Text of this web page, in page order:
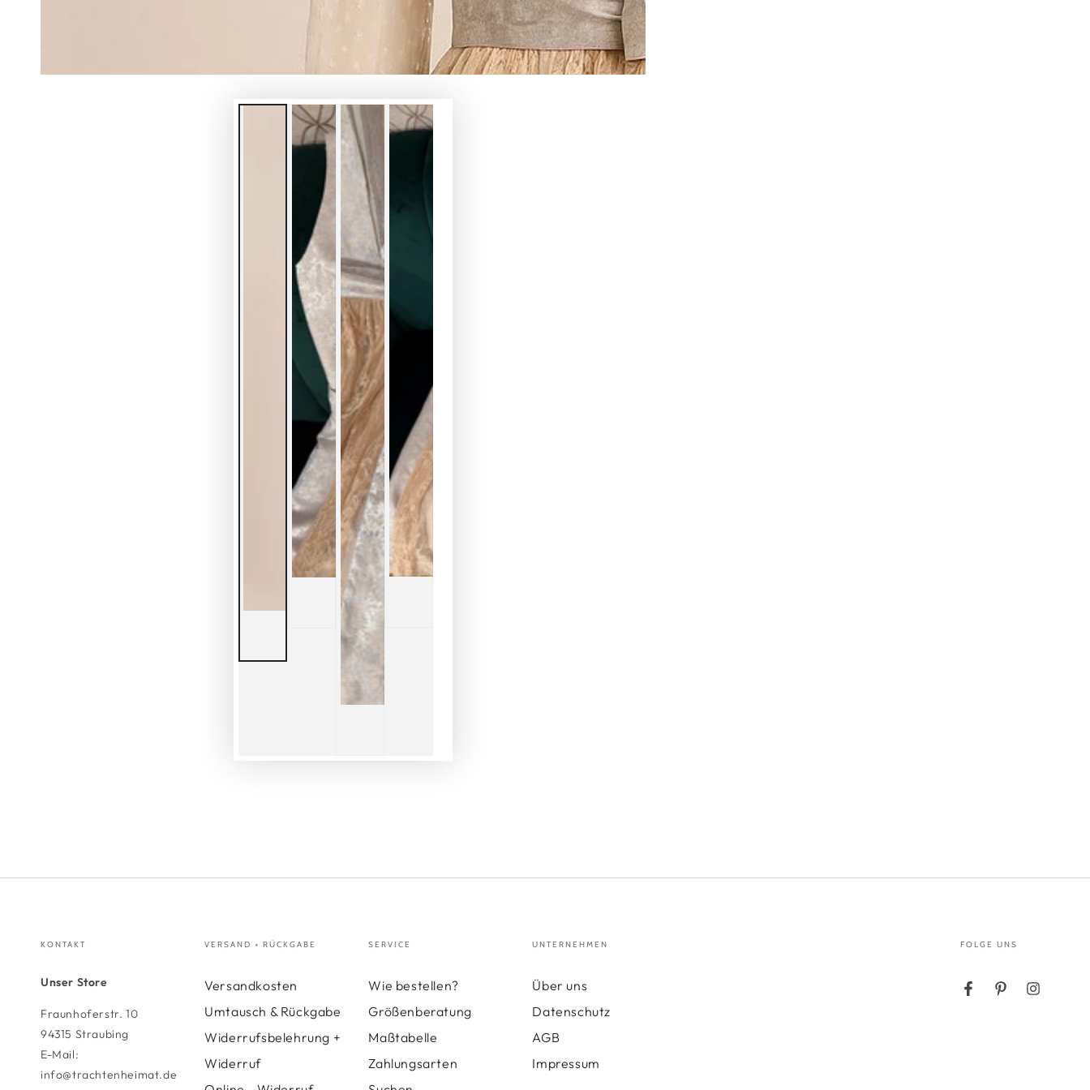
KONTAKT
Unser Store
Fraunhoferstr. 10
94315 Straubing
E-Mail:
info@trachtenheimat.de
VERSAND + RÜCKGABE
Versandkosten
Umtausch & Rückgabe
Widerrufsbelehrung +
Widerruf
SERVICE
Wie bestellen?
Größenberatung
Maßtabelle
Zahlungsarten
UNTERNEHMEN
Über uns
Datenschutz
AGB
Impressum
FOLGE UNS
FacebookPinterestInstagram